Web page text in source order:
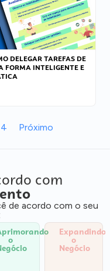
DELEGAR TAREFAS DE
FORMA INTELIGENTE E
4 Próximo
com
de acordo com o seu
o
Expandindo
o
Negócio